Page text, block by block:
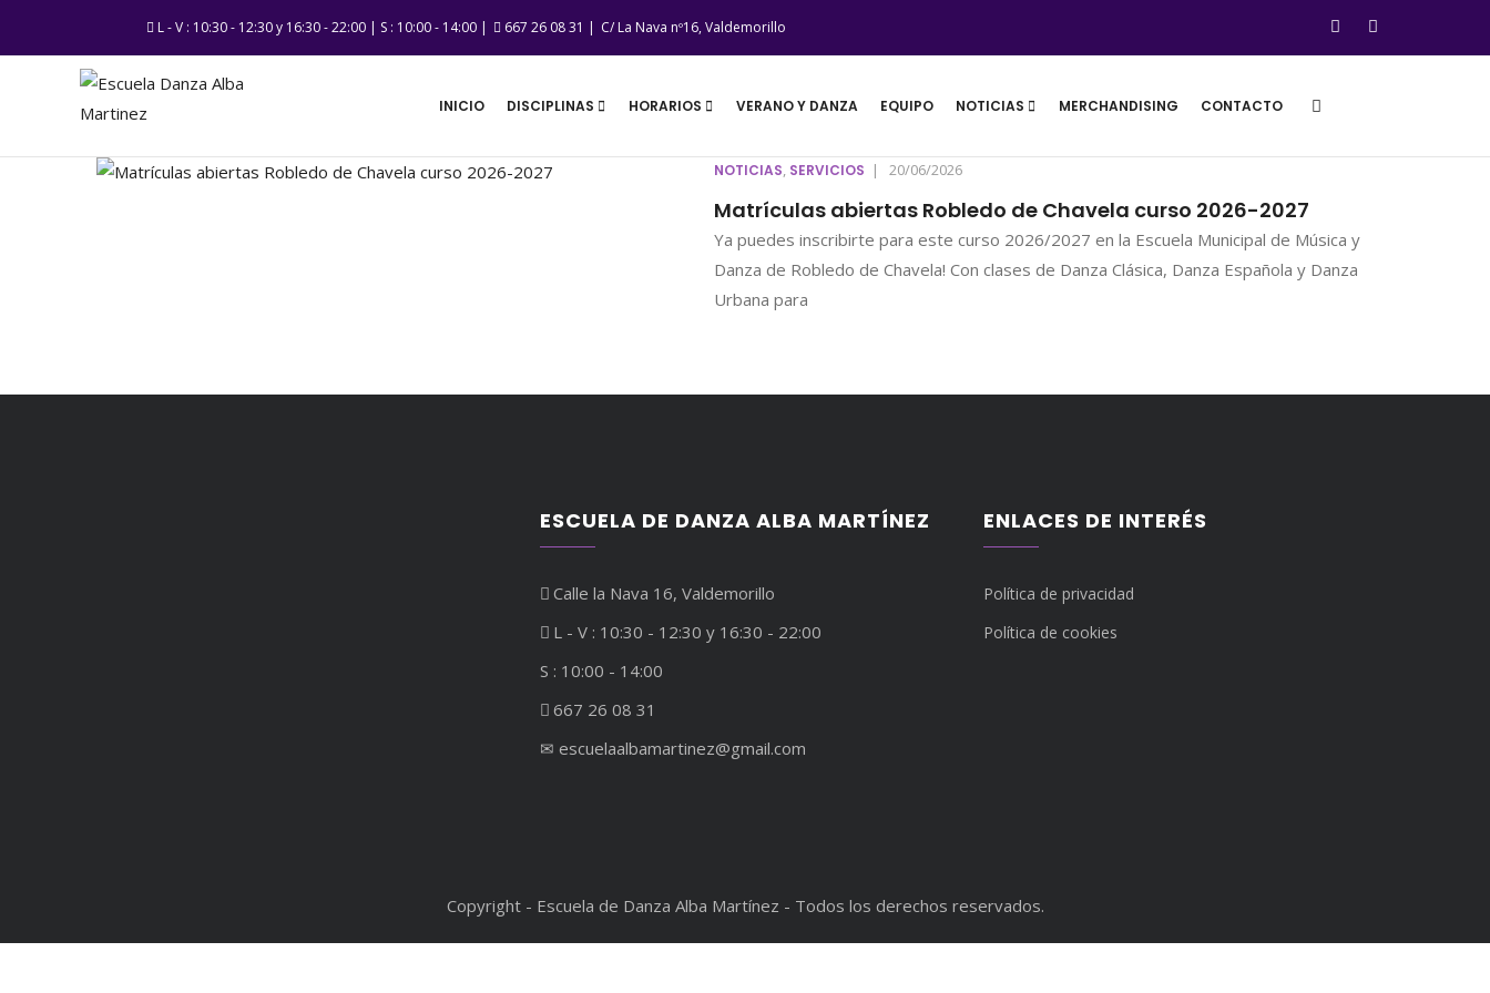
L - V : 10:30 - 12:30 y 16:30 - 22:00 | S : 10:00 - 14:00 | 667 26 08 31 | C/ La Nava nº16, Valdemorillo
INICIO DISCIPLINAS HORARIOS VERANO Y DANZA EQUIPO NOTICIAS MERCHANDISING CONTACTO
NOTICIAS, SERVICIOS | 20/06/2026
Matrículas abiertas Robledo de Chavela curso 2026-2027
Ya puedes inscribirte para este curso 2026/2027 en la Escuela Municipal de Música y
Danza de Robledo de Chavela! Con clases de Danza Clásica, Danza Española y Danza
Urbana para
ESCUELA DE DANZA ALBA MARTÍNEZ
Calle la Nava 16, Valdemorillo
L - V : 10:30 - 12:30 y 16:30 - 22:00
S : 10:00 - 14:00
667 26 08 31
✉︎ escuelaalbamartinez@gmail.com
ENLACES DE INTERÉS
Política de privacidad
Política de cookies
Copyright - Escuela de Danza Alba Martínez - Todos los derechos reservados.